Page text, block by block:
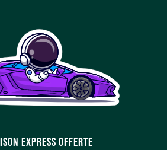
Express Offerte